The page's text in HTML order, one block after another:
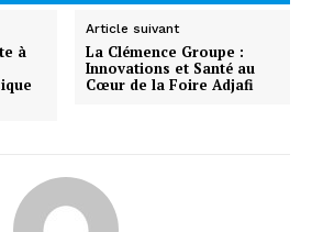
à
Article suivant
La Clémence Groupe :
Innovations et Santé au
Cœur de la Foire Adjafi